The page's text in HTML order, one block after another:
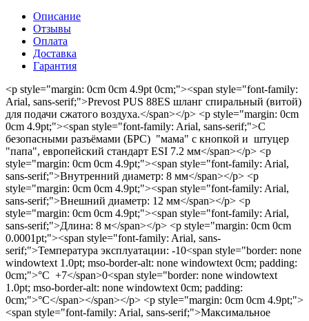
Описание
Отзывы
Оплата
Доставка
Гарантия
<p style="margin: 0cm 0cm 4.9pt 0cm;"><span style="font-family:
Arial, sans-serif;">Prevost PUS 88ES шланг спиральный (витой)
для подачи сжатого воздуха.</span></p> <p style="margin: 0cm
0cm 4.9pt;"><span style="font-family: Arial, sans-serif;">С
безопасными разъёмами (БРС) "мама" с кнопкой и штуцер
"папа", европейский стандарт ESI 7.2 мм</span></p> <p
style="margin: 0cm 0cm 4.9pt;"><span style="font-family: Arial,
sans-serif;">Внутренний диаметр: 8 мм</span></p> <p
style="margin: 0cm 0cm 4.9pt;"><span style="font-family: Arial,
sans-serif;">Внешний диаметр: 12 мм</span></p> <p
style="margin: 0cm 0cm 4.9pt;"><span style="font-family: Arial,
sans-serif;">Длина: 8 м</span></p> <p style="margin: 0cm 0cm
0.0001pt;"><span style="font-family: Arial, sans-
serif;">Температура эксплуатации: -10<span style="border: none
windowtext 1.0pt; mso-border-alt: none windowtext 0cm; padding:
0cm;">°С +7</span>0<span style="border: none windowtext
1.0pt; mso-border-alt: none windowtext 0cm; padding:
0cm;">°С</span></span></p> <p style="margin: 0cm 0cm 4.9pt;">
<span style="font-family: Arial, sans-serif;">Максимальное